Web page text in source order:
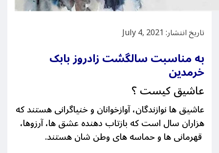
تاریخ انتشار: July 4, 2021
به مناسبت سالگشت زادروز بابک
خرمدین
عاشیق کیست ؟
عاشیق ها نوازندگان، آوازخوانان و خنیاگرانی هستند که
هزاران سال است که بازتاب دهنده عشق ها، آرزوها،
قهرمانی ها و حماسه های وطن شان هستند.